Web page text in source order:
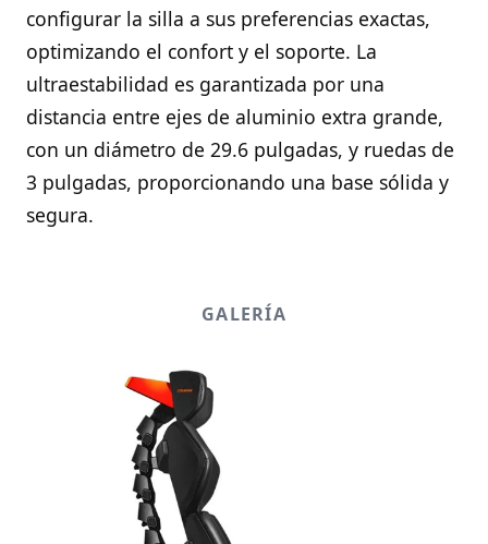
configurar la silla a sus preferencias exactas,
optimizando el confort y el soporte. La
ultraestabilidad es garantizada por una
distancia entre ejes de aluminio extra grande,
con un diámetro de 29.6 pulgadas, y ruedas de
3 pulgadas, proporcionando una base sólida y
segura.
GALERÍA